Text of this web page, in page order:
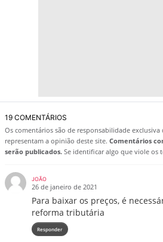
19 COMENTÁRIOS
Os comentários são de responsabilidade exclusiva
representam a opinião deste site. Comentários
serão publicados. Se identificar algo que viole os
JOÃO
26 de janeiro de 2021
Para baixar os preços, é
reforma tributária
Responder